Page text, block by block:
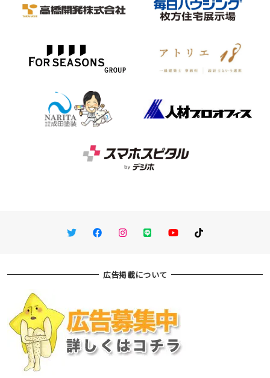
TwitterFacebookInstagram
LINE You TubeTikTok
広告掲載について